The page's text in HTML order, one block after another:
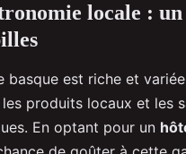
locale :
basque est riche et
les produits locaux et les
En optant pour un